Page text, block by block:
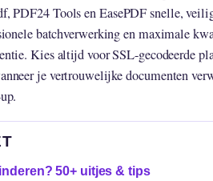
PDF24 Tools en EasePDF snelle,
batchverwerking en maximale
Kies altijd voor SSL-gecodeerde
je vertrouwelijke documenten
50+ uitjes & tips